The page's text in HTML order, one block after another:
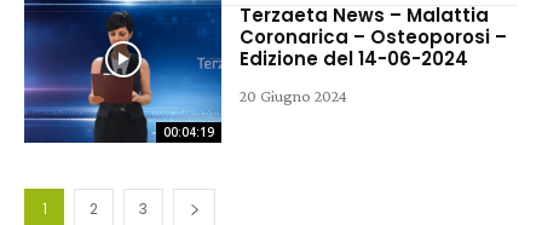
00:04:19
Terzaeta News – Malattia
Coronarica – Osteoporosi –
Edizione del 14-06-2024
20 Giugno 2024
1 2 3